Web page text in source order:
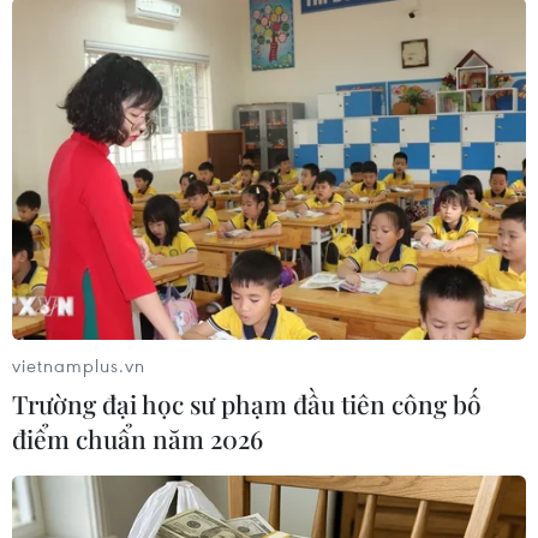
Phó chủ tich VAA Hồ Minh Giang bày tỏ VAA hy
vọng có thể trở thành cầu nối cho quan hệ giữa
Việt Nam và Australia cũng như các quốc gia
mà họ đang sinh sống.
Trong thời gian tới, hội cũng sẽ nghiên cứu và
tổ chức thêm nhiều hoạt động để tăng sự gắn
kết giữa các thành viên và có thêm nhiều đóng
góp có ý nghĩa cho cộng đồng./.
vietnamplus.vn
Trường đại học sư phạm đầu tiên công bố
điểm chuẩn năm 2026